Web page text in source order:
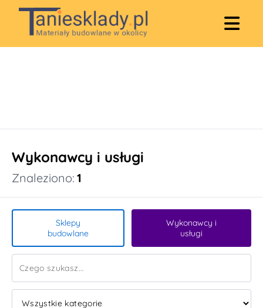
Wykonawcy i usługi
Znaleziono: 1
Sklepy
budowlane
Wykonawcy i
usługi